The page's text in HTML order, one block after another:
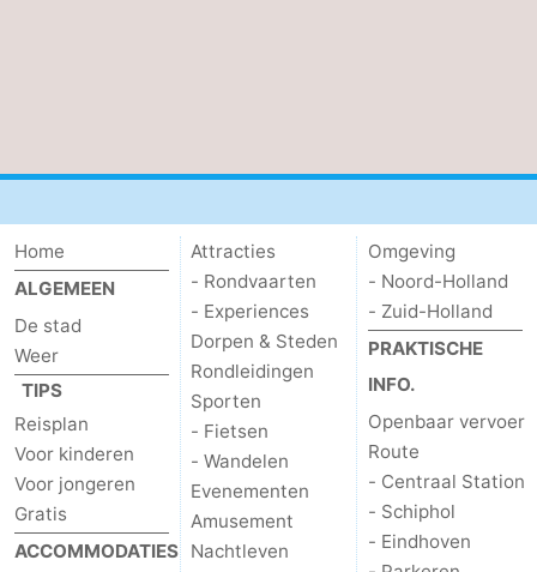
Home
ALGEMEEN
De stad
Weer
TIPS
Reisplan
Voor kinderen
Voor jongeren
Gratis
ACCOMMODATIES
Attracties
- Rondvaarten
- Experiences
Dorpen & Steden
Rondleidingen
Sporten
- Fietsen
- Wandelen
Evenementen
Amusement
Nachtleven
Omgeving
- Noord-Holland
- Zuid-Holland
PRAKTISCHE
INFO.
Openbaar vervoer
Route
- Centraal Station
- Schiphol
- Eindhoven